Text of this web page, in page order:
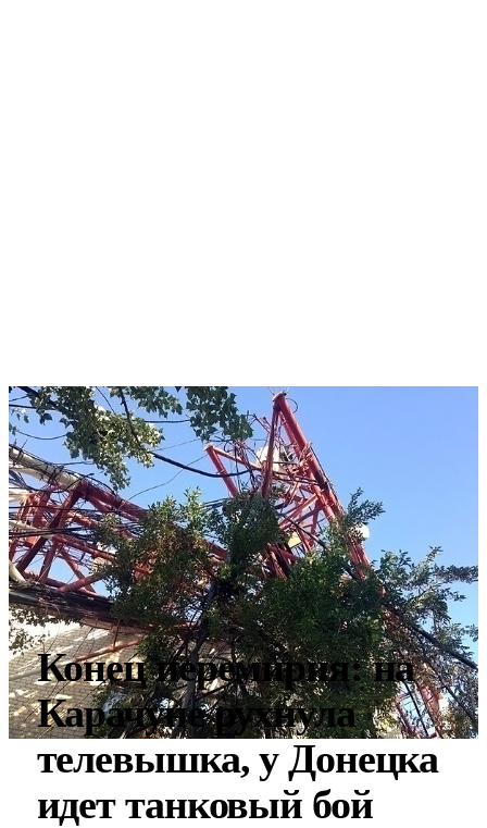
Конец перемирия: на
Карачуне рухнула
телевышка, у Донецка
идет танковый бой